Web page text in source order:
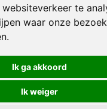
te
waar onze
Ik ga akkoord
Ik weiger